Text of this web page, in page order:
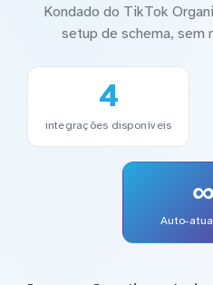
Kondado do TikTok
setup de schema, sem
4
integrações disponíveis
∞
Auto-